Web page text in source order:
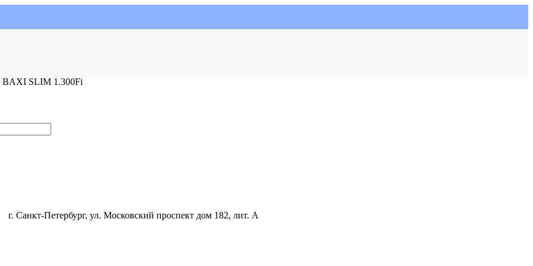
г. Санкт-Петербург, ул. Московский проспект дом 182, лит. А
BAXI SLIM 1.300Fi